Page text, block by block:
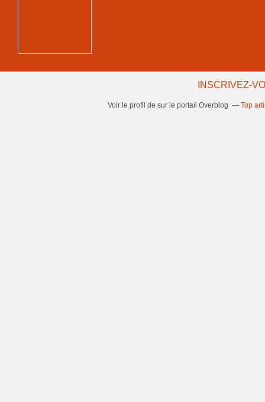
INSCRIVEZ-
Voir le profil de sur le portail Overblog Top